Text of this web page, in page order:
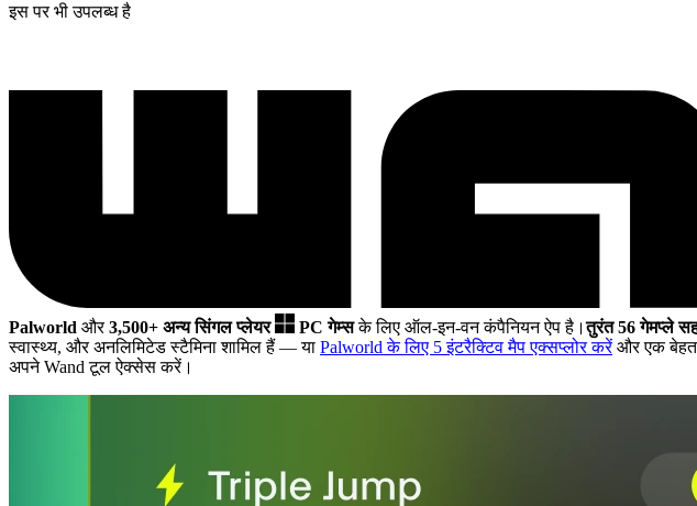
इस पर भी उपलब्ध है
Palworld और3,500+ अन्य सिंगल प्लेयर PC गेम्सके लिए ऑल-इन-वन कंपैनियन ऐप है।तुरंत 56 गेमप्ले
स्वास्थ्य, और अनलिमिटेड स्टैमिना शामिल हैं — या Palworld के लिए 5 इंटरैक्टिव मैप एक्सप्लोर करें और एक
अपने Wand टूल ऐक्सेस करें।